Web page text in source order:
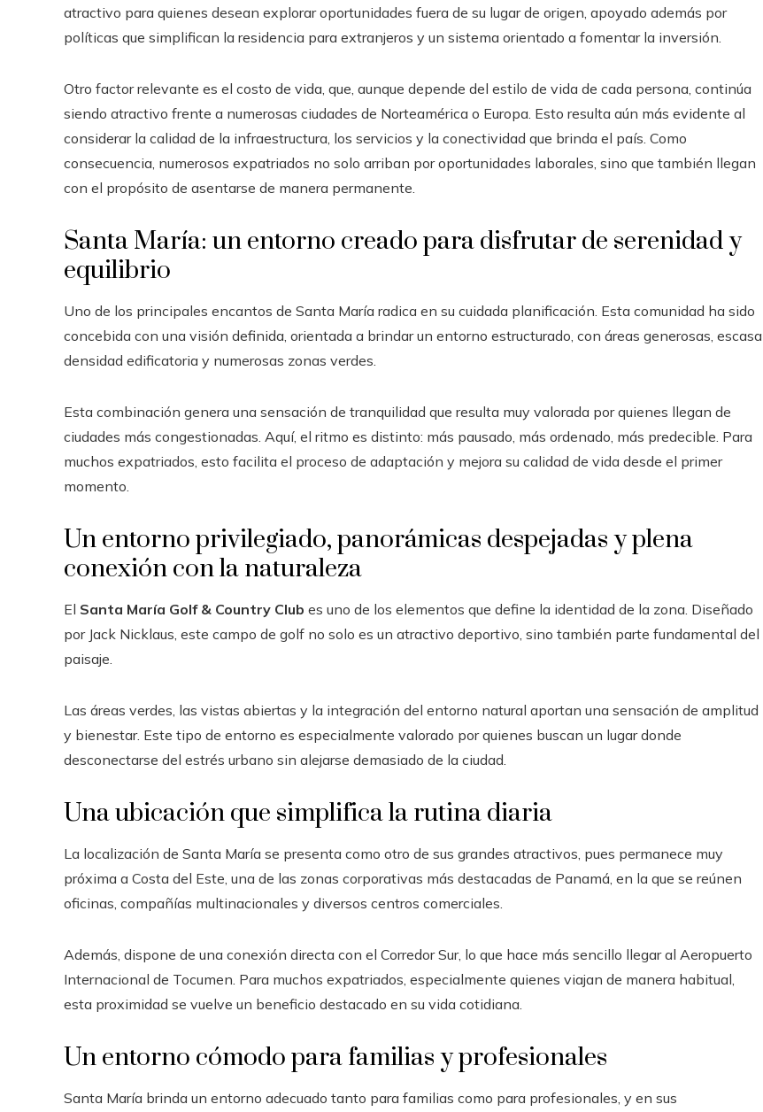
atractivo para quienes desean explorar oportunidades fuera de su lugar de origen, apoyado además por
políticas que simplifican la residencia para extranjeros y un sistema orientado a fomentar la inversión.
Otro factor relevante es el costo de vida, que, aunque depende del estilo de vida de cada persona, continúa
siendo atractivo frente a numerosas ciudades de Norteamérica o Europa. Esto resulta aún más evidente al
considerar la calidad de la infraestructura, los servicios y la conectividad que brinda el país. Como
consecuencia, numerosos expatriados no solo arriban por oportunidades laborales, sino que también llegan
con el propósito de asentarse de manera permanente.
Santa María: un entorno creado para disfrutar de serenidad y
equilibrio
Uno de los principales encantos de Santa María radica en su cuidada planificación. Esta comunidad ha sido
concebida con una visión definida, orientada a brindar un entorno estructurado, con áreas generosas, escasa
densidad edificatoria y numerosas zonas verdes.
Esta combinación genera una sensación de tranquilidad que resulta muy valorada por quienes llegan de
ciudades más congestionadas. Aquí, el ritmo es distinto: más pausado, más ordenado, más predecible. Para
muchos expatriados, esto facilita el proceso de adaptación y mejora su calidad de vida desde el primer
momento.
Un entorno privilegiado, panorámicas despejadas y plena
conexión con la naturaleza
El Santa María Golf & Country Club es uno de los elementos que define la identidad de la zona. Diseñado
por Jack Nicklaus, este campo de golf no solo es un atractivo deportivo, sino también parte fundamental del
paisaje.
Las áreas verdes, las vistas abiertas y la integración del entorno natural aportan una sensación de amplitud
y bienestar. Este tipo de entorno es especialmente valorado por quienes buscan un lugar donde
desconectarse del estrés urbano sin alejarse demasiado de la ciudad.
Una ubicación que simplifica la rutina diaria
La localización de Santa María se presenta como otro de sus grandes atractivos, pues permanece muy
próxima a Costa del Este, una de las zonas corporativas más destacadas de Panamá, en la que se reúnen
oficinas, compañías multinacionales y diversos centros comerciales.
Además, dispone de una conexión directa con el Corredor Sur, lo que hace más sencillo llegar al Aeropuerto
Internacional de Tocumen. Para muchos expatriados, especialmente quienes viajan de manera habitual,
esta proximidad se vuelve un beneficio destacado en su vida cotidiana.
Un entorno cómodo para familias y profesionales
Santa María brinda un entorno adecuado tanto para familias como para profesionales, y en sus